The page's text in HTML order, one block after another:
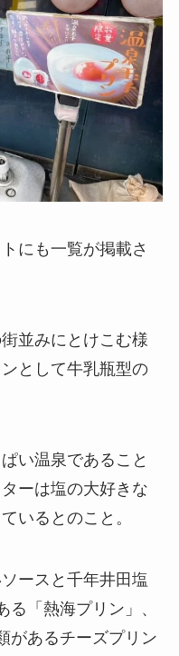
にも一覧が掲載さ
並みにとけこむ様
として牛乳瓶型の
い温泉であること
ーは塩の大好きな
いるとのこと。
ースと千年井田塩
「熱海プリン」、
があるチーズプリン